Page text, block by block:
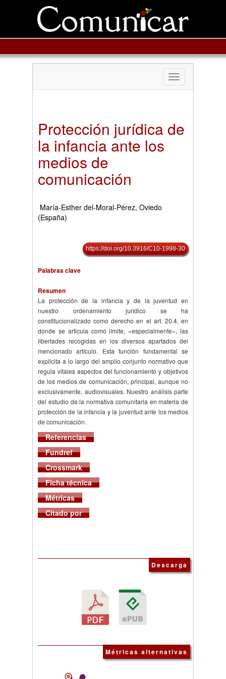
Toggle
navigation
Protección jurídica de
la infancia ante los
medios de
comunicación
María-Esther del-Moral-Pérez, Oviedo
(España)
https://doi.org/10.3916/C10-1998-30
Palabras clave
Resumen
La protección de la infancia y de la juventud en
nuestro ordenamiento jurídico se ha
constitucionalizado como derecho en el art. 20.4, en
donde se articula como límite, «especialmente», las
libertades recogidas en los diversos apartados del
mencionado artículo. Esta función fundamental se
explicita a lo largo del amplio conjunto normativo que
regula vitales aspectos del funcionamiento y objetivos
de los medios de comunicación, principal, aunque no
exclusivamente, audiovisuales. Nuestro análisis parte
del estudio de la normativa comunitaria en materia de
protección de la infancia y la juventud ante los medios
de comunicación.
Referencias
Fundref
Crossmark
Ficha técnica
Métricas
Citado por
Descarga
Métricas alternativas